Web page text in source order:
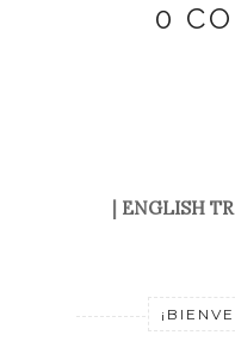
0
ENGLISH